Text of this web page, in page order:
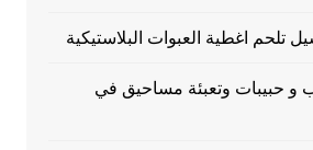
تلحم اغطية العبوات البلاستيكية
و حبيبات وتعبئة مساحيق في